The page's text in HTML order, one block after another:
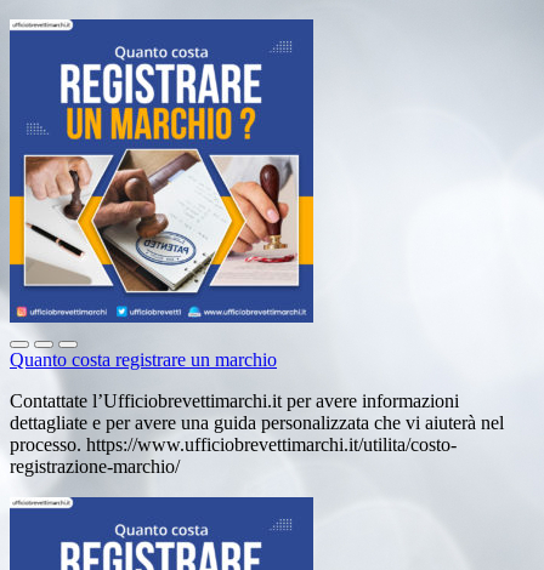
Quanto costa registrare un marchio
Contattate l’Ufficiobrevettimarchi.it per avere informazioni
dettagliate e per avere una guida personalizzata che vi aiuterà nel
processo. https://www.ufficiobrevettimarchi.it/utilita/costo-
registrazione-marchio/